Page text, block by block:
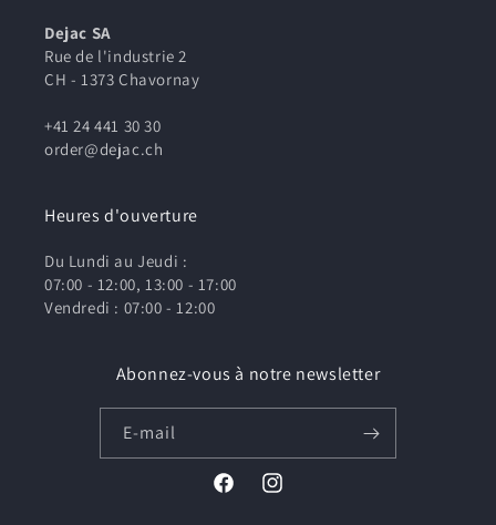
Dejac SA
Rue de l'industrie 2
CH - 1373 Chavornay
+41 24 441 30 30
order@dejac.ch
Heures d'ouverture
Du Lundi au Jeudi :
07:00 - 12:00, 13:00 - 17:00
Vendredi : 07:00 - 12:00
Abonnez-vous à notre newsletter
E-mail
FacebookInstagram